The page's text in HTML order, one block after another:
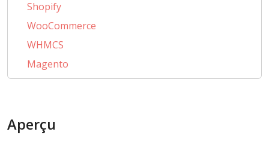
Shopify
WooCommerce
WHMCS
Magento
PrestaShop
AbanteCart
Aperçu